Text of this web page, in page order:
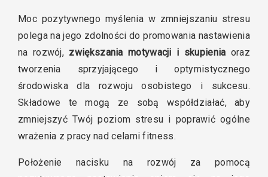
Moc pozytywnego myślenia w zmniejszaniu stresu
polega na jego zdolności do promowania nastawienia
na rozwój, zwiększania motywacji i skupienia oraz
tworzenia sprzyjającego i optymistycznego
środowiska dla rozwoju osobistego i sukcesu.
Składowe te mogą ze sobą współdziałać, aby
zmniejszyć Twój poziom stresu i poprawić ogólne
wrażenia z pracy nad celami fitness.
Położenie nacisku na rozwój za pomocą